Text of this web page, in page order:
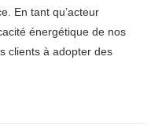
En tant qu’acteur
énergétique de nos
clients à adopter des